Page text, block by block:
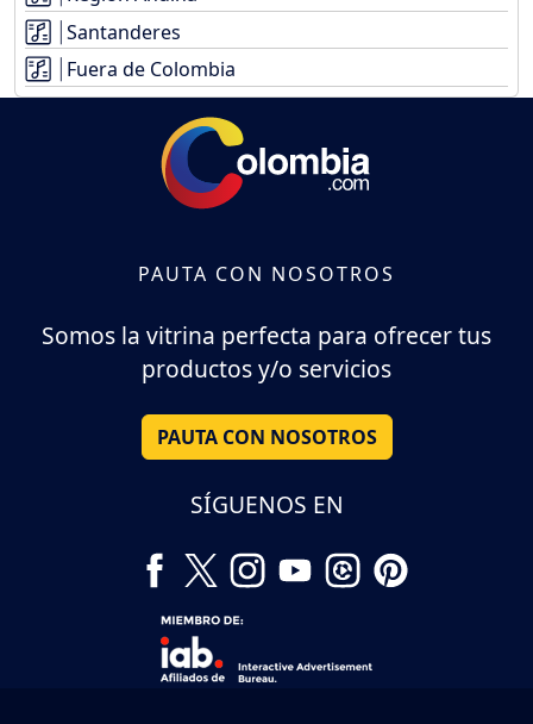
Santanderes
Fuera de Colombia
PAUTA CON NOSOTROS
Somos la vitrina perfecta para ofrecer tus
productos y/o servicios
PAUTA CON NOSOTROS
SÍGUENOS EN